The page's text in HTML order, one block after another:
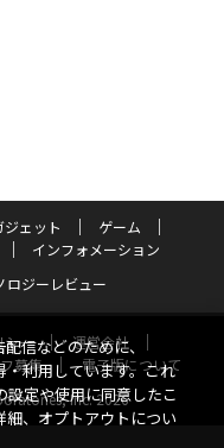
ジェット
ゲーム
インフォメーション
ロジーレビュー
シー
運営会社
募集
電子版について
Inc. 2026
信などのために、
利用しています。これ
定や使用に同意したこ
細、オプトアウトについ